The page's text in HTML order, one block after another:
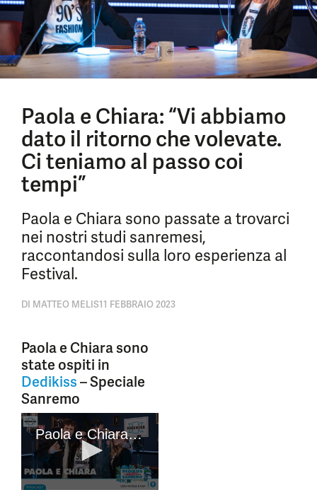
Paola e Chiara: “Vi abbiamo
dato il ritorno che volevate.
Ci teniamo al passo coi
tempi”
Paola e Chiara sono passate a trovarci
nei nostri studi sanremesi,
raccontandosi sulla loro esperienza al
Festival.
DI MATTEO MELIS11 FEBBRAIO 2023
Paola e Chiara sono
state ospiti in
Dedikiss– Speciale
Sanremo